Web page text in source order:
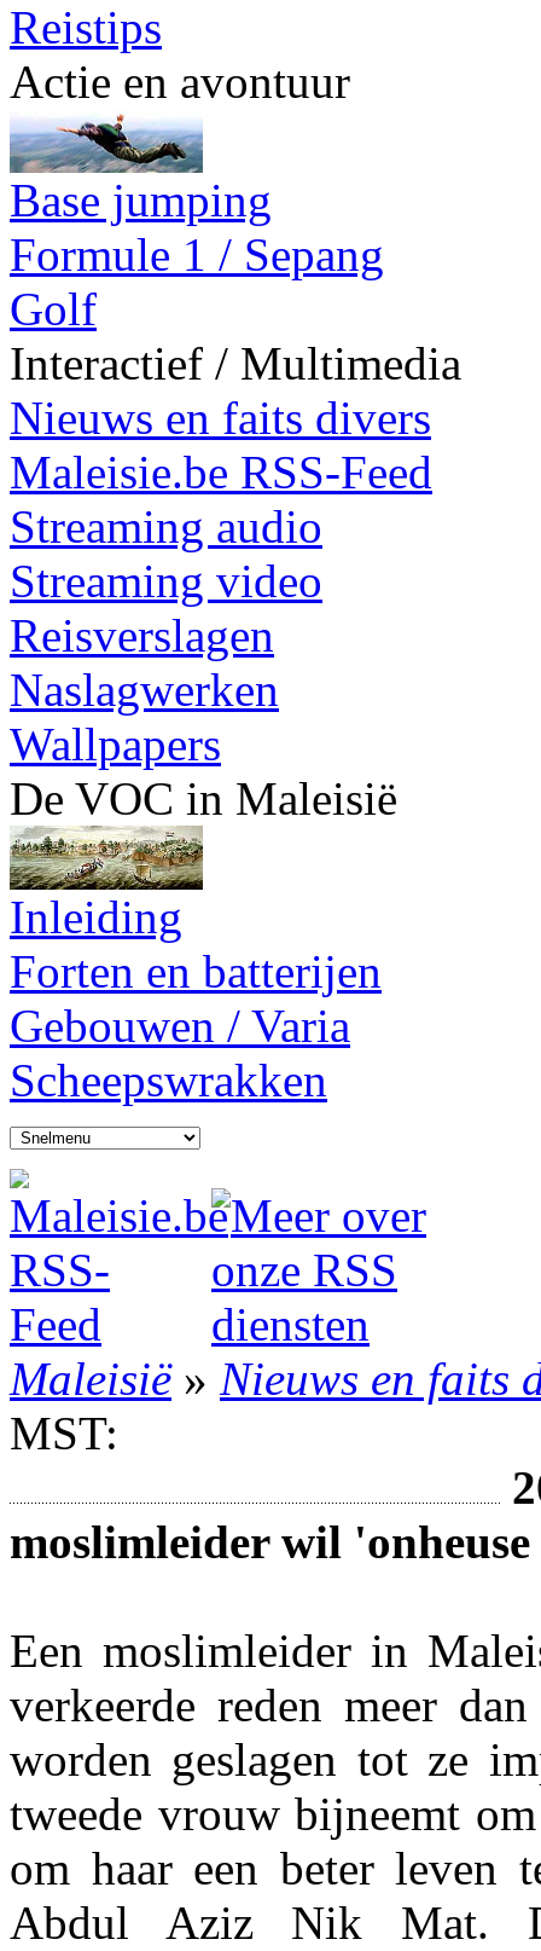
Reistips
Actie en avontuur
Base jumping
Formule 1 / Sepang
Golf
Interactief / Multimedia
Nieuws en faits divers
Maleisie.be RSS-Feed
Streaming audio
Streaming video
Reisverslagen
Naslagwerken
Wallpapers
De VOC in Maleisië
Inleiding
Forten en batterijen
Gebouwen / Varia
Scheepswrakken
Maleisië» Nieuws en faits
MST:
moslimleider wil
Een moslimleider in
verkeerde reden meer
worden geslagen tot ze
tweede vrouw bijneemt
om haar een beter leven
Abdul Aziz Nik Mat.